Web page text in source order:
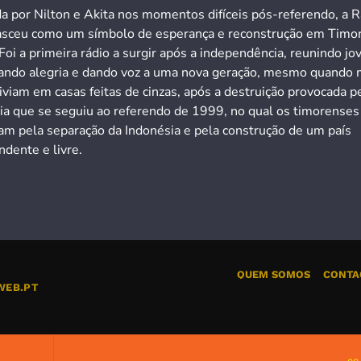
por Nilton e Akita nos momentos difíceis pós-referendo, a
como um símbolo de esperança e reconstrução em
a primeira rádio a surgir após a independência, reunindo
alegria e dando voz a uma nova geração, mesmo quando
em casas feitas de cinzas, após a destruição provocada
que se seguiu ao referendo de 1999, no qual os timorenses
pela separação da Indonésia e pela construção de um país
e livre.
QUEM SOMOS